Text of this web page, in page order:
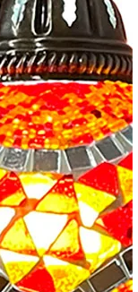
Acuerdo RGPD*
Doy mi consentimiento para
que envío para que puedan
Recibir mi oferta